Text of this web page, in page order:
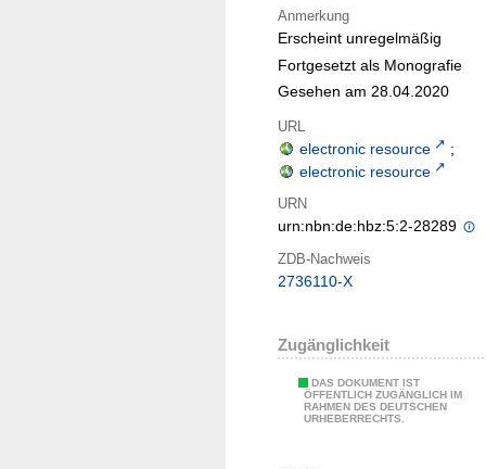
Anmerkung
Erscheint unregelmäßig
Fortgesetzt als Monografie
Gesehen am 28.04.2020
URL
electronic resource
;
electronic resource
URN
urn:nbn:de:hbz:5:2-28289
ZDB-Nachweis
2736110-X
Zugänglichkeit
DAS DOKUMENT IST
ÖFFENTLICH ZUGÄNGLICH IM
RAHMEN DES DEUTSCHEN
URHEBERRECHTS.